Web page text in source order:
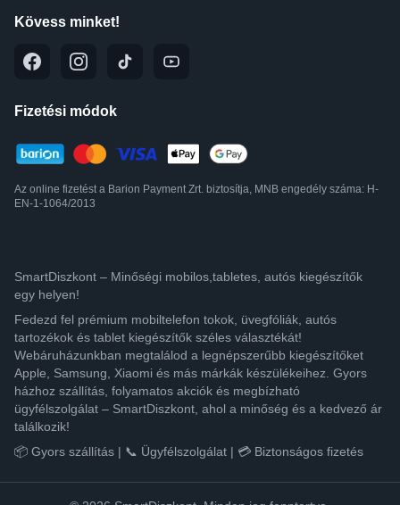
Kövess minket!
Fizetési módok
Az online fizetést a Barion Payment Zrt. biztosítja, MNB engedély száma: H-
EN-1-1064/2013
SmartDiszkont – Minőségi mobilos,tabletes, autós kiegészítők
egy helyen!
Fedezd fel prémium mobiltelefon tokok, üvegfóliák, autós
tartozékok és tablet kiegészítők széles választékát!
Webáruházunkban megtalálod a legnépszerűbb kiegészítőket
Apple, Samsung, Xiaomi és más márkák készülékeihez. Gyors
házhoz szállítás, folyamatos akciók és megbízható
ügyfélszolgálat – SmartDiszkont, ahol a minőség és a kedvező ár
találkozik!
📦 Gyors szállítás | 📞 Ügyfélszolgálat | 💳 Biztonságos fizetés